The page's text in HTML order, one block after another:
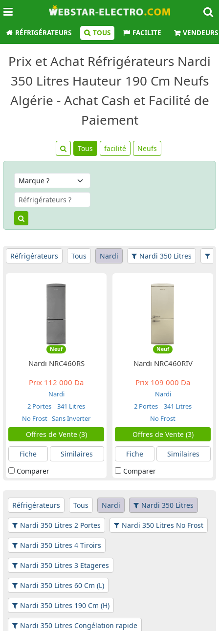
RÉFRIGÉRATEURS TOUS FACILITE VENDEURS
Prix et Achat Réfrigérateurs Nardi
350 Litres Hauteur 190 Cm Neufs
Algérie - Achat Cash et Facilité de
Paiement
Tous facilité Neufs
Réfrigérateurs Tous Nardi Nardi 350 Litres
Neuf
Nardi NRC460RS
Prix 112 000 Da
Nardi
2 Portes
341 Litres
No Frost Sans Inverter
Offres de Vente (3)
Fiche
Similaires
Comparer
Neuf
Nardi NRC460RIV
Prix 109 000 Da
Nardi
2 Portes
341 Litres
No Frost
Offres de Vente (3)
Fiche
Similaires
Comparer
Réfrigérateurs Tous Nardi Nardi 350 Litres
Nardi 350 Litres 2 Portes Nardi 350 Litres No Frost
Nardi 350 Litres 4 Tiroirs
Nardi 350 Litres 3 Etageres
Nardi 350 Litres 60 Cm (L)
Nardi 350 Litres 190 Cm (H)
Nardi 350 Litres Congélation rapide